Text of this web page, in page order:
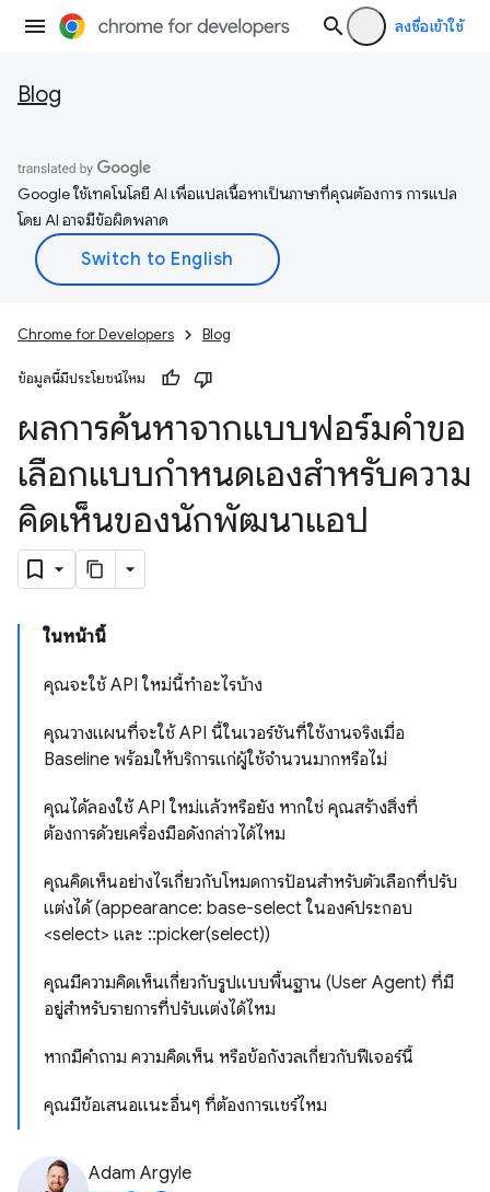
ลงชื่อเข้าใช้
Blog
Google ใช้เทคโนโลยี AI เพื่อแปลเนื้อหาเป็นภาษาที่คุณต้องการ การแปล
โดย AI อาจมีข้อผิดพลาด
Chrome for Developers Blog
ข้อมูลนี้มีประโยชน์ไหม
ผลการค้นหาจากแบบฟอร์มคำขอ
เลือกแบบกำหนดเองสำหรับความ
คิดเห็นของนักพัฒนาแอป
ในหน้านี้
คุณจะใช้ API ใหม่นี้ทำอะไรบ้าง
คุณวางแผนที่จะใช้ API นี้ในเวอร์ชันที่ใช้งานจริงเมื่อ
Baseline พร้อมให้บริการแก่ผู้ใช้จำนวนมากหรือไม่
คุณได้ลองใช้ API ใหม่แล้วหรือยัง หากใช่ คุณสร้างสิ่งที่
ต้องการด้วยเครื่องมือดังกล่าวได้ไหม
คุณคิดเห็นอย่างไรเกี่ยวกับโหมดการป้อนสำหรับตัวเลือกที่ปรับ
แต่งได้ (appearance: base-select ในองค์ประกอบ
<select> และ ::picker(select))
คุณมีความคิดเห็นเกี่ยวกับรูปแบบพื้นฐาน (User Agent) ที่มี
อยู่สำหรับรายการที่ปรับแต่งได้ไหม
หากมีคําถาม ความคิดเห็น หรือข้อกังวลเกี่ยวกับฟีเจอร์นี้
คุณมีข้อเสนอแนะอื่นๆ ที่ต้องการแชร์ไหม
Adam Argyle